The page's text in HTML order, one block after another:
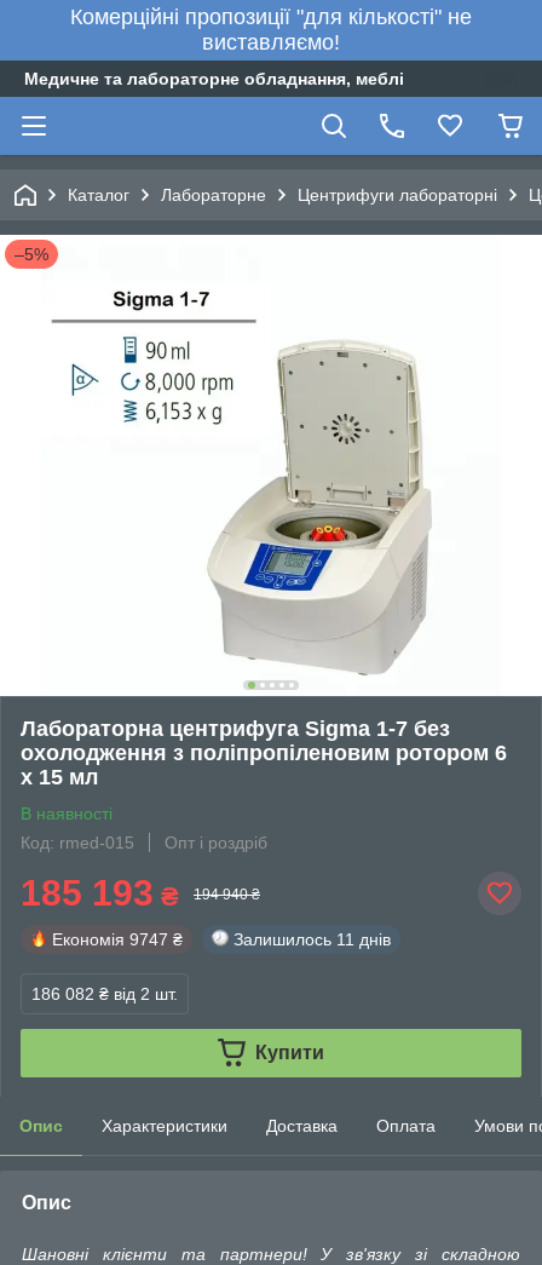
Комерційні пропозиції "для кількості" не
виставляємо!
Медичне та лабораторне обладнання, меблі
Каталог Лабораторне Центрифуги лабораторні
–5%
Лабораторна центрифуга Sigma 1-7 без
охолодження з поліпропіленовим ротором 6
х 15 мл
В наявності
Код: rmed-015
Опт і роздріб
185 193 ₴ 194 940 ₴
Економія 9747 ₴ Залишилось 11 днів
186 082 ₴ від 2 шт.
Купити
Опис Характеристики Доставка Оплата Умови
Опис
Шановні клієнти та партнери! У зв'язку зі складною